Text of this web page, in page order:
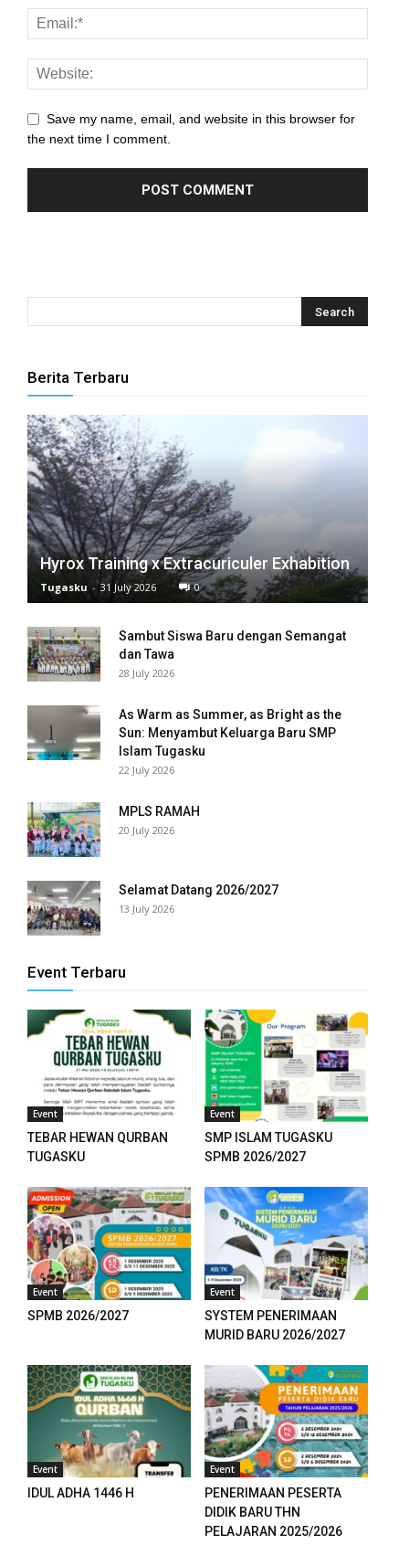
Save my name, email, and website in this browser for
the next time I comment.
Berita Terbaru
Hyrox Training x Extracuriculer Exhabition
Tugasku - 31 July 2026 0
Sambut Siswa Baru dengan Semangat
dan Tawa
28 July 2026
As Warm as Summer, as Bright as the
Sun: Menyambut Keluarga Baru SMP
Islam Tugasku
22 July 2026
MPLS RAMAH
20 July 2026
Selamat Datang 2026/2027
13 July 2026
Event Terbaru
Event
TEBAR HEWAN QURBAN
TUGASKU
Event
SMP ISLAM TUGASKU
SPMB 2026/2027
Event
SPMB 2026/2027
Event
SYSTEM PENERIMAAN
MURID BARU 2026/2027
Event
IDUL ADHA 1446 H
Event
PENERIMAAN PESERTA
DIDIK BARU THN
PELAJARAN 2025/2026